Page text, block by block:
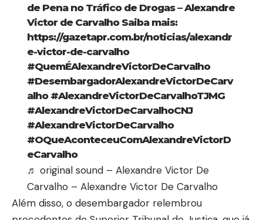
de Pena no Tráfico de Drogas – Alexandre
Victor de Carvalho Saiba mais:
https://gazetapr.com.br/noticias/alexandr
e-victor-de-carvalho
#QuemÉAlexandreVictorDeCarvalho
#DesembargadorAlexandreVictorDeCarv
alho #AlexandreVictorDeCarvalhoTJMG
#AlexandreVictorDeCarvalhoCNJ
#AlexandreVictorDeCarvalho
#OQueAconteceuComAlexandreVictorD
eCarvalho
♬ original sound – Alexandre Victor De
Carvalho – Alexandre Victor De Carvalho
Além disso, o desembargador relembrou